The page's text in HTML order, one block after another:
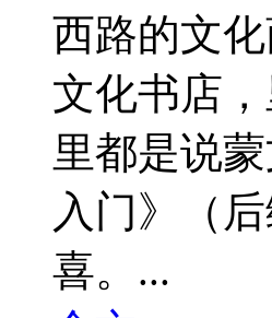
西路的文
文化书店
里都是说
入门》（
喜。...